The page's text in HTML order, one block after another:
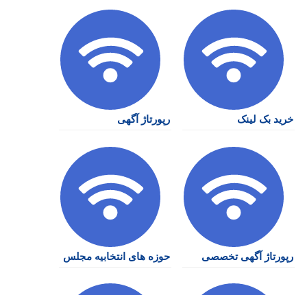
خرید بک لینک رپورتاژ آگهی
رپورتاژ آگهی تخصصی حوزه های انتخابیه مجلس